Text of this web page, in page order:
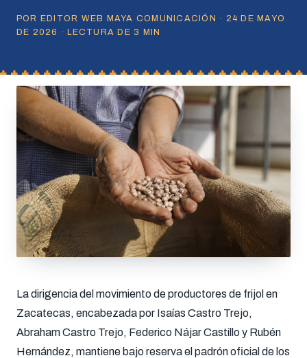
POR EDITOR WEB MAYA COMUNICACIÓN · 24 DE MAYO
DE 2026 · LECTURA DE 3 MIN
La dirigencia del movimiento de productores de frijol en
Zacatecas, encabezada por Isaías Castro Trejo,
Abraham Castro Trejo, Federico Nájar Castillo y Rubén
Hernández, mantiene bajo reserva el padrón oficial de los